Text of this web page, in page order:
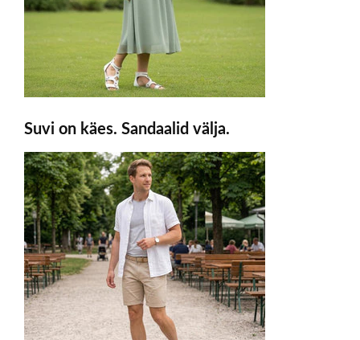
Suvi on käes. Sandaalid välja.